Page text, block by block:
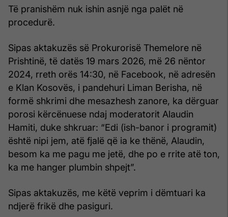
Të pranishëm nuk ishin asnjë nga palët në
procedurë.
Sipas aktakuzës së Prokurorisë Themelore në
Prishtinë, të datës 19 mars 2026, më 26 nëntor
2024, rreth orës 14:30, në Facebook, në adresën
e Klan Kosovës, i pandehuri Liman Berisha, në
formë shkrimi dhe mesazhesh zanore, ka dërguar
porosi kërcënuese ndaj moderatorit Alaudin
Hamiti, duke shkruar: “Edi (ish-banor i programit)
është nipi jem, atë fjalë që ia ke thënë, Alaudin,
besom ka me pagu me jetë, dhe po e rrite atë ton,
ka me hanger plumbin shpejt”.
Sipas aktakuzës, me këtë veprim i dëmtuari ka
ndjerë frikë dhe pasiguri.